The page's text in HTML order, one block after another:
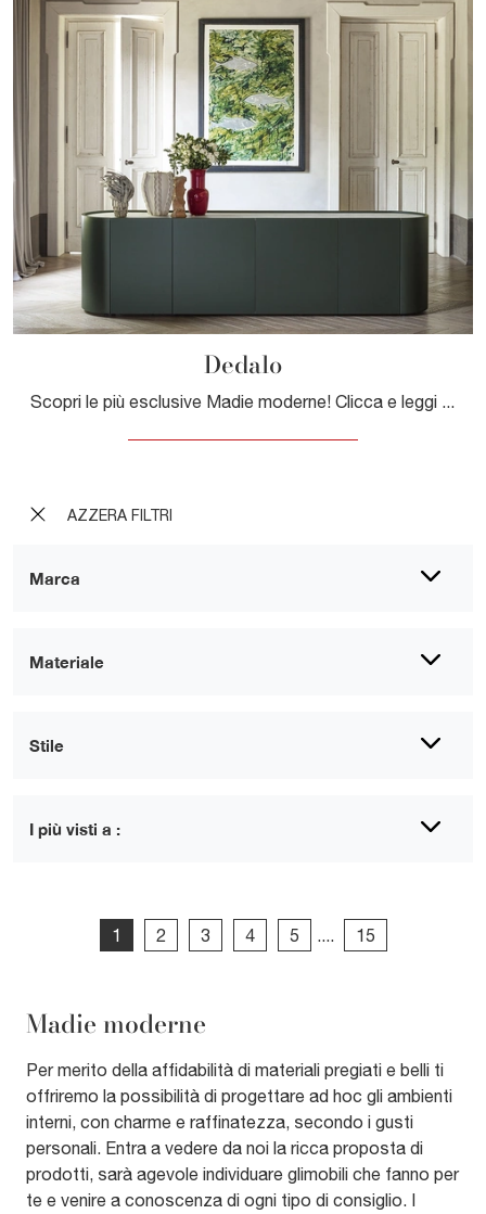
AZZERA FILTRI
Marca
Materiale
Stile
I più visti a :
Dedalo
1 2 3 4 5 15
Madie moderne
Per merito della affidabilità di materiali pregiati e belli ti
offriremo la possibilità di progettare ad hoc gli ambienti
interni, con charme e raffinatezza, secondo i gusti
personali. Entra a vedere da noi la ricca proposta di
prodotti, sarà agevole individuare glimobili che fanno per
te e venire a conoscenza di ogni tipo di consiglio. I